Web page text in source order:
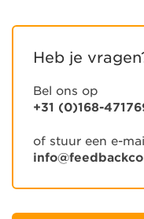
Heb je
Bel ons op
+31 (0)168-
of stuur een e-